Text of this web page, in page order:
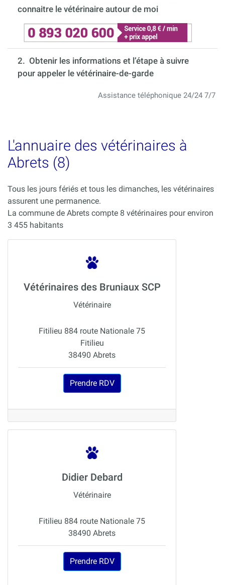
connaitre le vétérinaire autour de moi
2. Obtenir les informations et l’étape à suivre
pour appeler le vétérinaire-de-garde
Assistance téléphonique 24/24 7/7
L'annuaire des vétérinaires à
Abrets (8)
Tous les jours fériés et tous les dimanches, les vétérinaires
assurent une permanence.
La commune de Abrets compte 8 vétérinaires pour environ
3 455 habitants
Vétérinaires des Bruniaux SCP
Vétérinaire
Fitilieu 884 route Nationale 75
Fitilieu
38490 Abrets
Prendre RDV
Didier Debard
Vétérinaire
Fitilieu 884 route Nationale 75
38490 Abrets
Prendre RDV